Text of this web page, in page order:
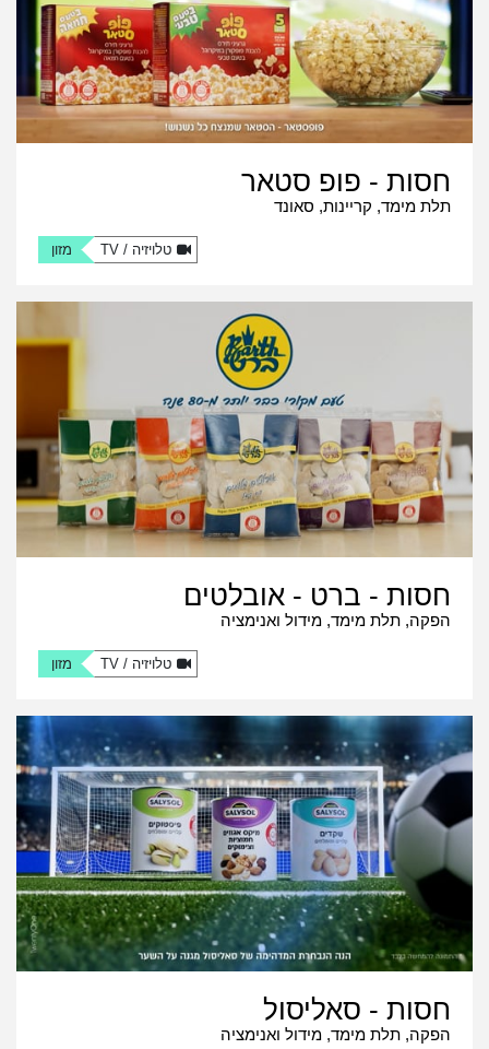
חסות - פופ סטאר
תלת מימד, קריינות, סאונד
טלויזיה / TV מזון
חסות - ברט - אובלטים
הפקה, תלת מימד, מידול ואנימציה
טלויזיה / TV מזון
חסות - סאליסול
הפקה, תלת מימד, מידול ואנימציה